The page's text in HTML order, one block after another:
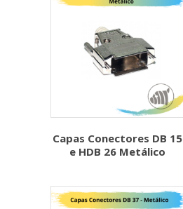
Capas Conectores DB 15
e HDB 26 Metálico